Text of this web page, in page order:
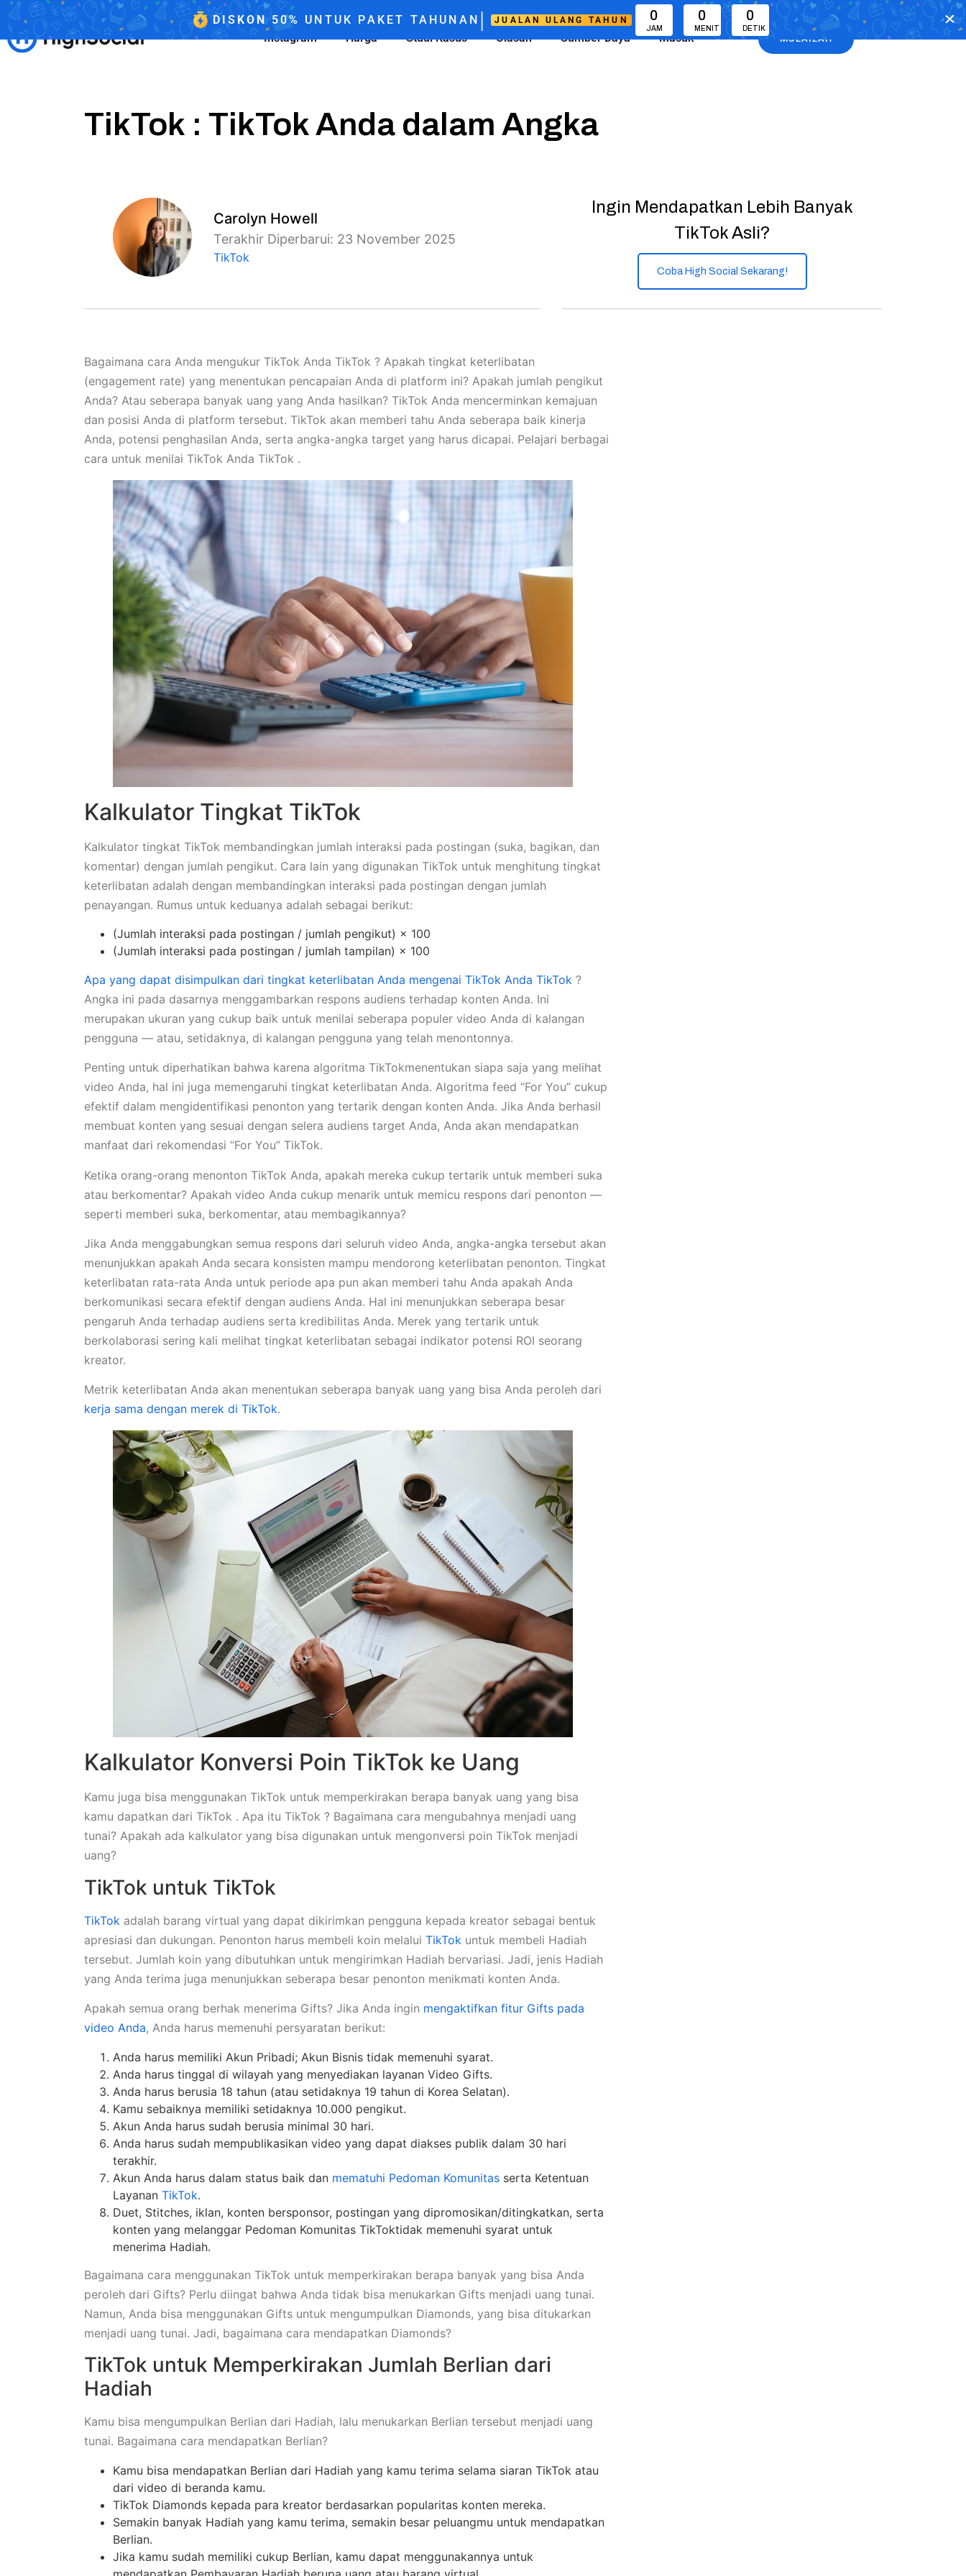
DISKON50% UNTUK PAKET TAHUNAN | JUALAN ULANG TAHUN 0
JAM
0
MENIT
0
DETIK
Instagram Harga Studi Kasus Ulasan Sumber Daya Masuk MULAILAH
TikTok : TikTok Anda dalam Angka
Carolyn Howell
Terakhir Diperbarui: 23 November 2025
TikTok
Ingin Mendapatkan Lebih Banyak
TikTok Asli?
Coba High Social Sekarang!
Bagaimana cara Anda mengukur TikTok Anda TikTok ? Apakah tingkat keterlibatan
(engagement rate) yang menentukan pencapaian Anda di platform ini? Apakah jumlah pengikut
Anda? Atau seberapa banyak uang yang Anda hasilkan? TikTok Anda mencerminkan kemajuan
dan posisi Anda di platform tersebut. TikTok akan memberi tahu Anda seberapa baik kinerja
Anda, potensi penghasilan Anda, serta angka-angka target yang harus dicapai. Pelajari berbagai
cara untuk menilai TikTok Anda TikTok .
Kalkulator Tingkat TikTok
Kalkulator tingkat TikTok membandingkan jumlah interaksi pada postingan (suka, bagikan, dan
komentar) dengan jumlah pengikut. Cara lain yang digunakan TikTok untuk menghitung tingkat
keterlibatan adalah dengan membandingkan interaksi pada postingan dengan jumlah
penayangan. Rumus untuk keduanya adalah sebagai berikut:
(Jumlah interaksi pada postingan / jumlah pengikut) × 100
(Jumlah interaksi pada postingan / jumlah tampilan) × 100
Apa yang dapat disimpulkan dari tingkat keterlibatan Anda mengenai TikTok Anda TikTok ?
Angka ini pada dasarnya menggambarkan respons audiens terhadap konten Anda. Ini
merupakan ukuran yang cukup baik untuk menilai seberapa populer video Anda di kalangan
pengguna — atau, setidaknya, di kalangan pengguna yang telah menontonnya.
Penting untuk diperhatikan bahwa karena algoritma TikTokmenentukan siapa saja yang melihat
video Anda, hal ini juga memengaruhi tingkat keterlibatan Anda. Algoritma feed “For You” cukup
efektif dalam mengidentifikasi penonton yang tertarik dengan konten Anda. Jika Anda berhasil
membuat konten yang sesuai dengan selera audiens target Anda, Anda akan mendapatkan
manfaat dari rekomendasi “For You” TikTok.
Ketika orang-orang menonton TikTok Anda, apakah mereka cukup tertarik untuk memberi suka
atau berkomentar? Apakah video Anda cukup menarik untuk memicu respons dari penonton —
seperti memberi suka, berkomentar, atau membagikannya?
Jika Anda menggabungkan semua respons dari seluruh video Anda, angka-angka tersebut akan
menunjukkan apakah Anda secara konsisten mampu mendorong keterlibatan penonton. Tingkat
keterlibatan rata-rata Anda untuk periode apa pun akan memberi tahu Anda apakah Anda
berkomunikasi secara efektif dengan audiens Anda. Hal ini menunjukkan seberapa besar
pengaruh Anda terhadap audiens serta kredibilitas Anda. Merek yang tertarik untuk
berkolaborasi sering kali melihat tingkat keterlibatan sebagai indikator potensi ROI seorang
kreator.
Metrik keterlibatan Anda akan menentukan seberapa banyak uang yang bisa Anda peroleh dari
kerja sama dengan merek di TikTok.
Kalkulator Konversi Poin TikTok ke Uang
Kamu juga bisa menggunakan TikTok untuk memperkirakan berapa banyak uang yang bisa
kamu dapatkan dari TikTok . Apa itu TikTok ? Bagaimana cara mengubahnya menjadi uang
tunai? Apakah ada kalkulator yang bisa digunakan untuk mengonversi poin TikTok menjadi
uang?
TikTok untuk TikTok
TikTok adalah barang virtual yang dapat dikirimkan pengguna kepada kreator sebagai bentuk
apresiasi dan dukungan. Penonton harus membeli koin melalui TikTok untuk membeli Hadiah
tersebut. Jumlah koin yang dibutuhkan untuk mengirimkan Hadiah bervariasi. Jadi, jenis Hadiah
yang Anda terima juga menunjukkan seberapa besar penonton menikmati konten Anda.
Apakah semua orang berhak menerima Gifts? Jika Anda ingin mengaktifkan fitur Gifts pada
video Anda, Anda harus memenuhi persyaratan berikut:
Anda harus memiliki Akun Pribadi; Akun Bisnis tidak memenuhi syarat.
Anda harus tinggal di wilayah yang menyediakan layanan Video Gifts.
Anda harus berusia 18 tahun (atau setidaknya 19 tahun di Korea Selatan).
Kamu sebaiknya memiliki setidaknya 10.000 pengikut.
Akun Anda harus sudah berusia minimal 30 hari.
Anda harus sudah mempublikasikan video yang dapat diakses publik dalam 30 hari
terakhir.
Akun Anda harus dalam status baik dan mematuhi Pedoman Komunitas serta Ketentuan
Layanan TikTok.
Duet, Stitches, iklan, konten bersponsor, postingan yang dipromosikan/ditingkatkan, serta
konten yang melanggar Pedoman Komunitas TikToktidak memenuhi syarat untuk
menerima Hadiah.
Bagaimana cara menggunakan TikTok untuk memperkirakan berapa banyak yang bisa Anda
peroleh dari Gifts? Perlu diingat bahwa Anda tidak bisa menukarkan Gifts menjadi uang tunai.
Namun, Anda bisa menggunakan Gifts untuk mengumpulkan Diamonds, yang bisa ditukarkan
menjadi uang tunai. Jadi, bagaimana cara mendapatkan Diamonds?
TikTok untuk Memperkirakan Jumlah Berlian dari
Hadiah
Kamu bisa mengumpulkan Berlian dari Hadiah, lalu menukarkan Berlian tersebut menjadi uang
tunai. Bagaimana cara mendapatkan Berlian?
Kamu bisa mendapatkan Berlian dari Hadiah yang kamu terima selama siaran TikTok atau
dari video di beranda kamu.
TikTok Diamonds kepada para kreator berdasarkan popularitas konten mereka.
Semakin banyak Hadiah yang kamu terima, semakin besar peluangmu untuk mendapatkan
Berlian.
Jika kamu sudah memiliki cukup Berlian, kamu dapat menggunakannya untuk